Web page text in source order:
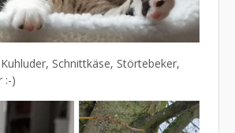
Schnittkäse, Störtebeker,
:-)